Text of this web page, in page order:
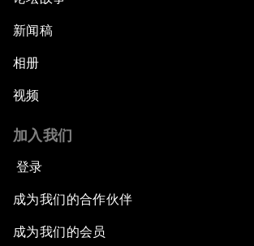
新闻稿
相册
视频
加入我们
登录
成为我们的合作伙伴
成为我们的会员